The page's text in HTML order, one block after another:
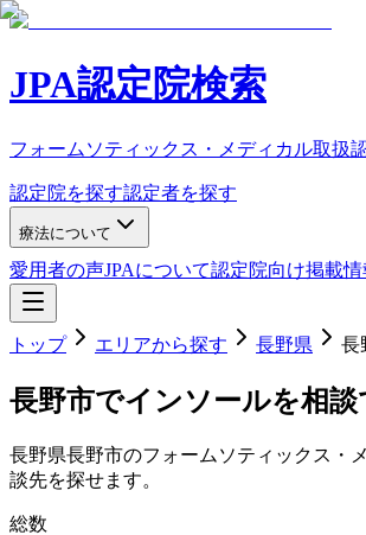
JPA認定院検索
フォームソティックス・メディカル取扱
認定院を探す認定者を探す
療法について
愛用者の声JPAについて認定院向け掲載
トップ エリアから探す 長野県 長
長野市でインソールを相
長野県長野市のフォームソティックス・
談先を探せます。
総数